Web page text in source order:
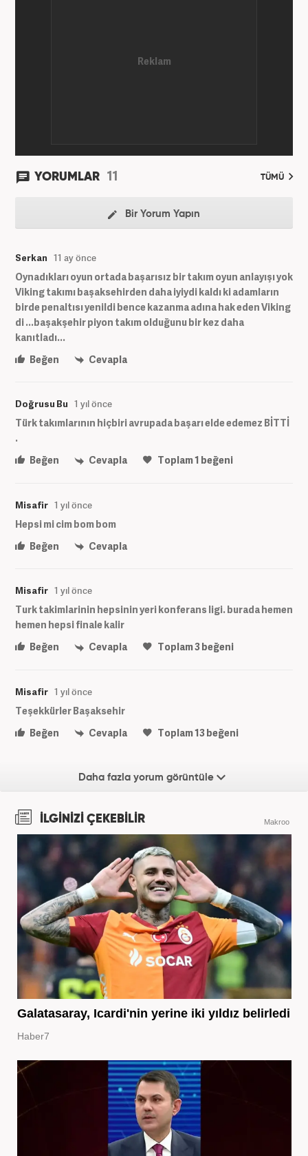
YORUMLAR 11 TÜMÜ
Bir Yorum Yapın
Serkan 11 ay önce
Oynadıkları oyun ortada başarısız bir takım oyun anlayışı yok
Viking takımı başaksehirden daha iyiydi kaldı ki adamların
birde penaltısı yenildi bence kazanma adına hak eden Viking
di ...başakşehir piyon takım olduğunu bir kez daha
kanıtladı...
Beğen
Cevapla
Doğrusu Bu 1 yıl önce
Türk takımlarının hiçbiri avrupada başarı elde edemez BİTTİ
.
Beğen
Cevapla Toplam1 beğeni
Misafir 1 yıl önce
Hepsi mi cim bom bom
Beğen
Cevapla
Misafir 1 yıl önce
Turk takimlarinin hepsinin yeri konferans ligi. burada hemen
hemen hepsi finale kalir
Beğen
Cevapla Toplam3beğeni
Misafir 1 yıl önce
Teşekkürler Başaksehir
Beğen
Cevapla Toplam13beğeni
Daha fazla yorum görüntüle
İLGİNİZİ ÇEKEBİLİR Makroo
Galatasaray, Icardi'nin yerine iki yıldız belirledi
Haber7